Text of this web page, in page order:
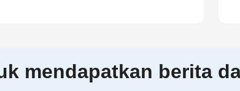
mendapatkan berita